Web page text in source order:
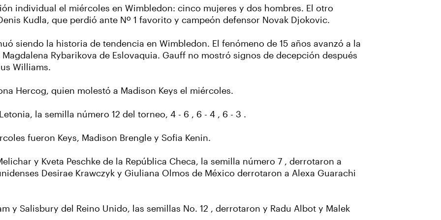
individual el miércoles en Wimbledon: cinco mujeres y dos hombres. El otro
Kudla, que perdió ante Nº 1 favorito y campeón defensor Novak Djokovic.
siendo la historia de tendencia en Wimbledon. El fenómeno de 15 años avanzó a la
Rybarikova de Eslovaquia. Gauff no mostró signos de decepción después
Williams.
Hercog, quien molestó a Madison Keys el miércoles.
la semilla número 12 del torneo, 4 - 6 , 6 - 4 , 6 - 3 .
fueron Keys, Madison Brengle y Sofia Kenin.
y Kveta Peschke de la República Checa, la semilla número 7 , derrotaron a
Desirae Krawczyk y Giuliana Olmos de México derrotaron a Alexa Guarachi
y Salisbury del Reino Unido, las semillas No. 12 , derrotaron y Radu Albot y Malek